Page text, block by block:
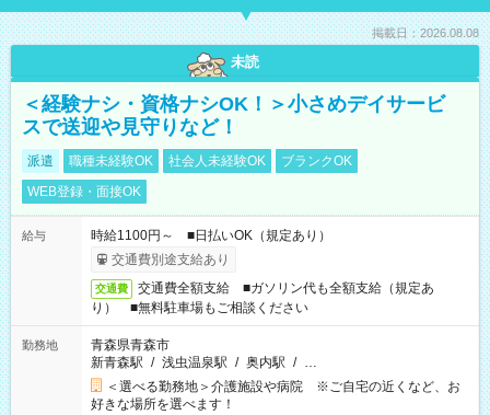
掲載日：2026.08.08
未読
＜経験ナシ・資格ナシOK！＞小さめデイサービ
スで送迎や見守りなど！
派遣 職種未経験OK 社会人未経験OK
ブランクOK
WEB登録・面接OK
給与
時給1100円～ ■日払いOK（規定あり）
交通費別途支給あり
交通費
交通費全額支給 ■ガソリン代も全額支給（規定あ
り） ■無料駐車場もご相談ください
勤務地
青森県青森市
新青森駅 / 浅虫温泉駅 / 奥内駅 / …
＜選べる勤務地＞介護施設や病院 ※ご自宅の近くなど、お
好きな場所を選べます！